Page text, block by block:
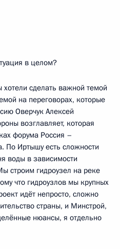
в целом?
сделать важной темой
на переговорах, которые
Оверчук Алексей
возглавляет, которая
форума Россия –
По Иртышу есть сложности
воды в зависимости
строим гидроузел на реке
что гидроузлов мы крупных
идёт непросто, сложно
страны, и Минстрой,
нюансы, я отдельно